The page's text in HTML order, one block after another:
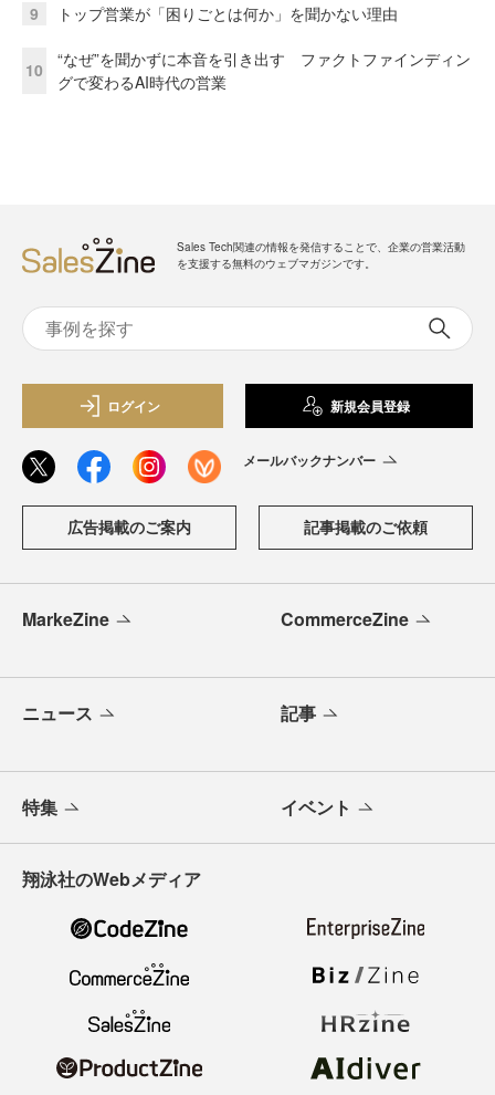
9 トップ営業が「困りごとは何か」を聞かない理由
10
“なぜ”を聞かずに本音を引き出す ファクトファインディン
グで変わるAI時代の営業
Sales Tech関連の情報を発信することで、企業の営業活動
を支援する無料のウェブマガジンです。
ログイン 新規会員登録
メールバックナンバー
広告掲載のご案内 記事掲載のご依頼
MarkeZine CommerceZine
ニュース 記事
特集 イベント
翔泳社のWebメディア